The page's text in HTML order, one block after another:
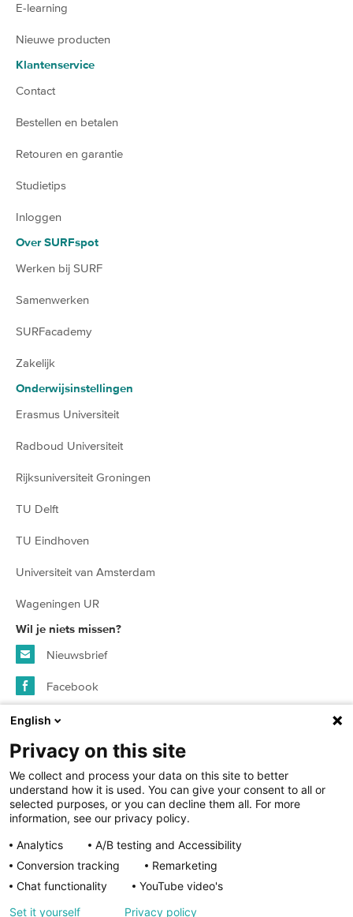
E-learning
Nieuwe producten
Klantenservice
Contact
Bestellen en betalen
Retouren en garantie
Studietips
Inloggen
Over SURFspot
Werken bij SURF
Samenwerken
SURFacademy
Zakelijk
Onderwijsinstellingen
Erasmus Universiteit
Radboud Universiteit
Rijksuniversiteit Groningen
TU Delft
TU Eindhoven
Universiteit van Amsterdam
Wageningen UR
Wil je niets missen?
Nieuwsbrief
Facebook
Instagram
© 2026 SURFspot - alle rechten voorbehouden
Algemene voorwaarden
Privacy statement
Cookie instellingen
English
Privacy on this site
We collect and process your data on this site to better
understand how it is used. You can give your consent to all or
selected purposes, or you can decline them all. For more
information, see our privacy policy.
Analytics
A/B testing and Accessibility
Conversion tracking
Remarketing
Chat functionality
YouTube video's
Set it yourself
Privacy policy